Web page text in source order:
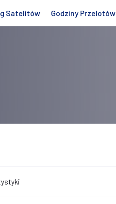
Satelitów Godziny Przelotów